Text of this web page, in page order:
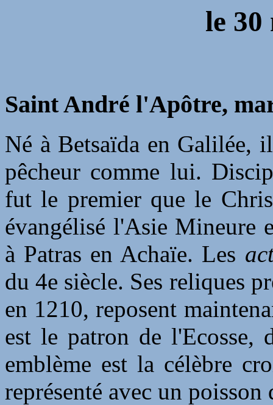
le 30
Saint André l'Apôtre,
Né à Betsaïda en Galilée,
pêcheur comme lui.
fut le premier que le
évangélisé l'Asie Mineure
à Patras en Achaïe. Les
du 4e siècle. Ses reliques
en 1210, reposent
est le patron de l'Ecosse,
emblème est la célèbre
représenté avec un poisson